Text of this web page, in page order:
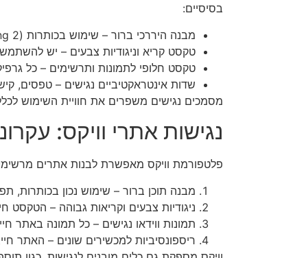
בסיסיים:
מבנה היררכי ברור – שימוש בכותרות (Heading 1, Heading 2 וכו') מאפשר ניווט קל באמצעות קוראי מסך.
טקסט קריא וניגודיות צבעים – יש
טקסט חלופי לתמונות ותרשימים – כל
שדות אינטראקטיביים נגישים – טפסים,
מסמכים נגישים משפרים את חוויית השימוש
נגישות אתרי וויקס:
פלטפורמת וויקס מאפשרת לבנות אתרים
מבנה תוכן ברור – שימוש נכון
ניגודיות צבעים וקריאות גבוהה –
תמונות ווידאו נגישים – כל תמונה באתר
ריספונסיביות למכשירים שונים – האתר